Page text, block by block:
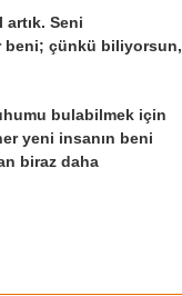
Seni
beni; çünkü biliyorsun,
bulabilmek için
yeni insanın beni
biraz daha